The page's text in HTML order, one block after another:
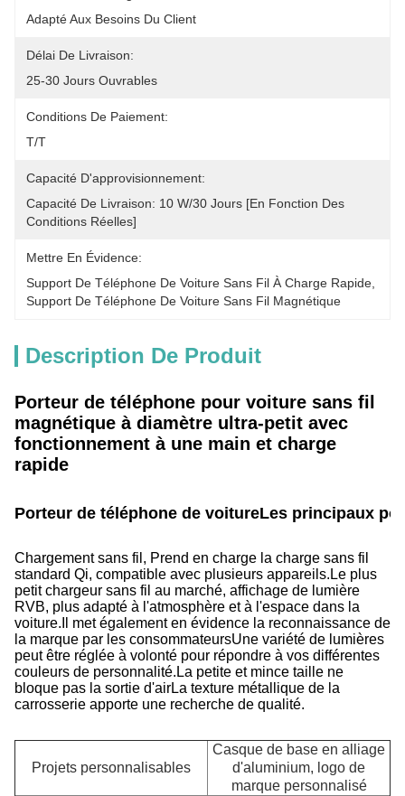
Adapté Aux Besoins Du Client
Délai De Livraison:
25-30 Jours Ouvrables
Conditions De Paiement:
T/T
Capacité D'approvisionnement:
Capacité De Livraison: 10 W/30 Jours [en Fonction Des
Conditions Réelles]
Mettre En Évidence:
Support De Téléphone De Voiture Sans Fil À Charge Rapide
Support De Téléphone De Voiture Sans Fil Magnétique
Description De Produit
Porteur de téléphone pour voiture sans fil
magnétique à diamètre ultra-petit avec
fonctionnement à une main et charge
rapide
Porteur de téléphone de voitureLes principaux
Chargement sans fil, Prend en charge la charge sans fil
standard Qi, compatible avec plusieurs appareils. Le plus
petit chargeur sans fil au marché, affichage de lumière
RVB, plus adapté à l'atmosphère et à l'espace dans la
voiture.Il met également en évidence la reconnaissance de
la marque par les consommateursUne variété de lumières
peut être réglée à volonté pour répondre à vos différentes
couleurs de personnalité.La petite et mince taille ne
bloque pas la sortie d'airLa texture métallique de la
carrosserie apporte une recherche de qualité.
Projets personnalisables
Casque de base en alliage
d'aluminium, logo de
marque personnalisé